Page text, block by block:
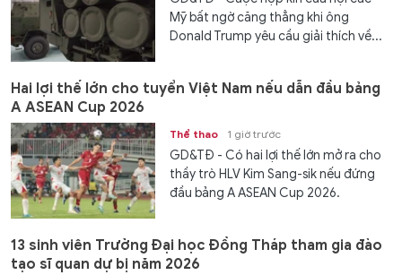
Mỹ bất ngờ căng thẳng khi ông
Donald Trump yêu cầu giải thích về...
Hai lợi thế lớn cho tuyển Việt Nam nếu dẫn đầu bảng
A ASEAN Cup 2026
Thể thao 1 giờ trước
GD&TĐ - Có hai lợi thế lớn mở ra cho
thầy trò HLV Kim Sang-sik nếu đứng
đầu bảng A ASEAN Cup 2026.
13 sinh viên Trường Đại học Đồng Tháp tham gia đào
tạo sĩ quan dự bị năm 2026